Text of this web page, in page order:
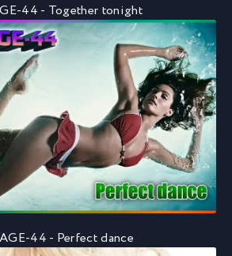
44 - Together tonight
44 - Perfect dance